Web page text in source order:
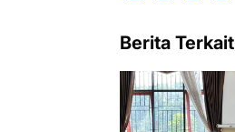
Berita Terkait